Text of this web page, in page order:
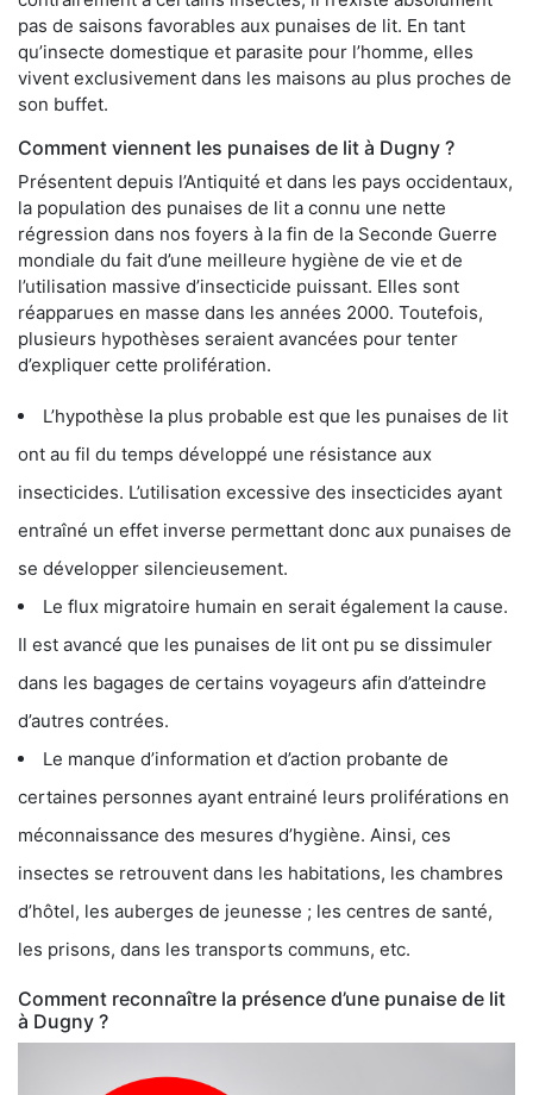
pas de saisons favorables aux punaises de lit. En tant
qu’insecte domestique et parasite pour l’homme, elles
vivent exclusivement dans les maisons au plus proches de
son buffet.
Comment viennent les punaises de lit à Dugny ?
Présentent depuis l’Antiquité et dans les pays occidentaux,
la population des punaises de lit a connu une nette
régression dans nos foyers à la fin de la Seconde Guerre
mondiale du fait d’une meilleure hygiène de vie et de
l’utilisation massive d’insecticide puissant. Elles sont
réapparues en masse dans les années 2000. Toutefois,
plusieurs hypothèses seraient avancées pour tenter
d’expliquer cette prolifération.
L’hypothèse la plus probable est que les punaises de lit
ont au fil du temps développé une résistance aux
insecticides. L’utilisation excessive des insecticides ayant
entraîné un effet inverse permettant donc aux punaises de
se développer silencieusement.
Le flux migratoire humain en serait également la cause.
Il est avancé que les punaises de lit ont pu se dissimuler
dans les bagages de certains voyageurs afin d’atteindre
d’autres contrées.
Le manque d’information et d’action probante de
certaines personnes ayant entrainé leurs proliférations en
méconnaissance des mesures d’hygiène. Ainsi, ces
insectes se retrouvent dans les habitations, les chambres
d’hôtel, les auberges de jeunesse ; les centres de santé,
les prisons, dans les transports communs, etc.
Comment reconnaître la présence d’une punaise de lit
à Dugny ?